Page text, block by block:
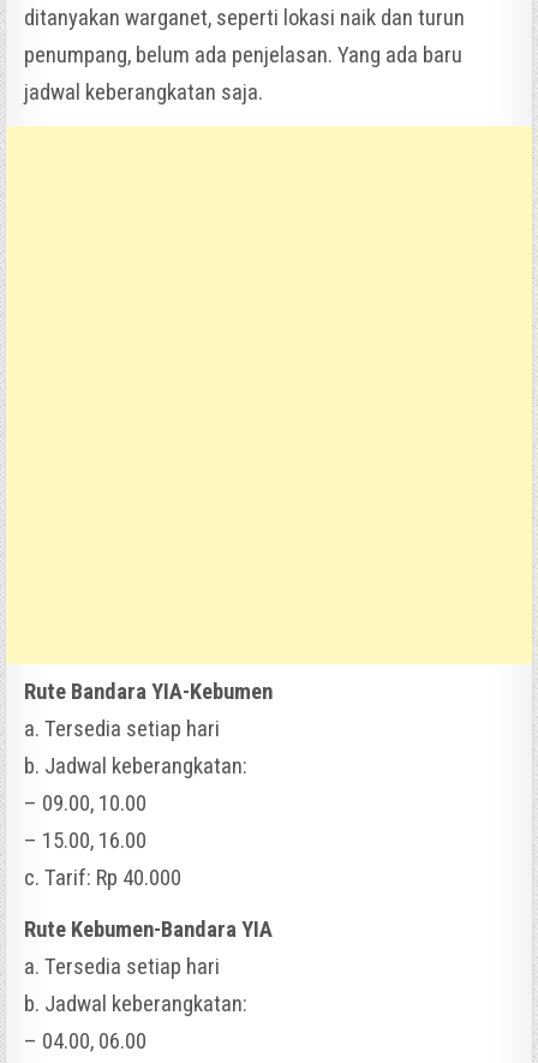
ditanyakan warganet, seperti lokasi naik dan turun
penumpang, belum ada penjelasan. Yang ada baru
jadwal keberangkatan saja.
Rute Bandara YIA-Kebumen
a. Tersedia setiap hari
b. Jadwal keberangkatan:
– 09.00, 10.00
– 15.00, 16.00
c. Tarif: Rp 40.000
Rute Kebumen-Bandara YIA
a. Tersedia setiap hari
b. Jadwal keberangkatan:
– 04.00, 06.00